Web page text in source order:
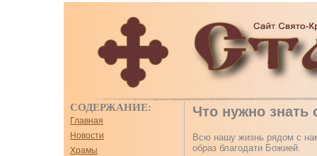
СОДЕРЖАНИЕ:
Главная
Новости
Храмы
Что нужно знать
Всю нашу жизнь рядом с
образ благодати Божией.